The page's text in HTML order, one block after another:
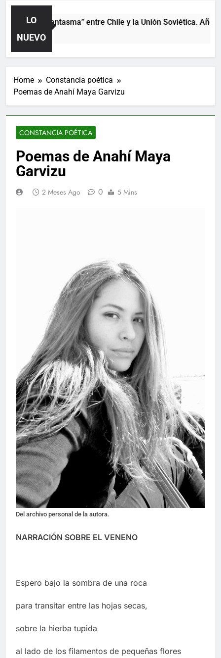
LO
NUEVO
partido “fantasma” entre Chile y la Unión Soviética. Año
Ago
Home
Constancia poética
Poemas de Anahí Maya Garvizu
CONSTANCIA POÉTICA
Poemas de Anahí Maya
Garvizu
2 Meses Ago 0 5 Mins
Del archivo personal de la autora.
NARRACIÓN SOBRE EL VENENO
Espero bajo la sombra de una roca
para transitar entre las hojas secas,
sobre la hierba tupida
al lado de los filamentos de pequeñas flores